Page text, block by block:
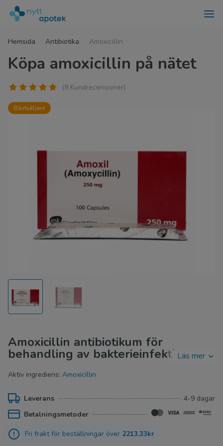
Hemsida Antibiotika Amoxicillin
Köpa amoxicillin på nätet
(9 Kundrecensioner)
Bästsäljare
Amoxicillin antibiotikum för
behandling av bakterieinfektioner
Amoxicillin är ett antibiotikum som har visat sig vara
bakterier som orsakar infektioner och tillhör gruppen
penicilliner. På den här sidan hittar du allt du behöver veta
effektivt sätt.
Läs mer
Aktiv ingrediens: Amoxicillin
Leverans
4-9 dagar
Betalningsmetoder
Fri frakt för beställningar över 2213.33kr